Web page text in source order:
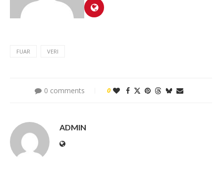
FUAR VERI
0 comments 0
ADMIN